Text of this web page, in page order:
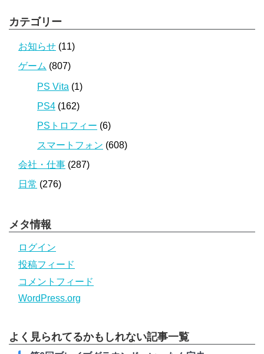
カテゴリー
お知らせ (11)
ゲーム (807)
PS Vita (1)
PS4 (162)
PSトロフィー (6)
スマートフォン (608)
会社・仕事 (287)
日常 (276)
メタ情報
ログイン
投稿フィード
コメントフィード
WordPress.org
よく見られてるかもしれない記事一覧